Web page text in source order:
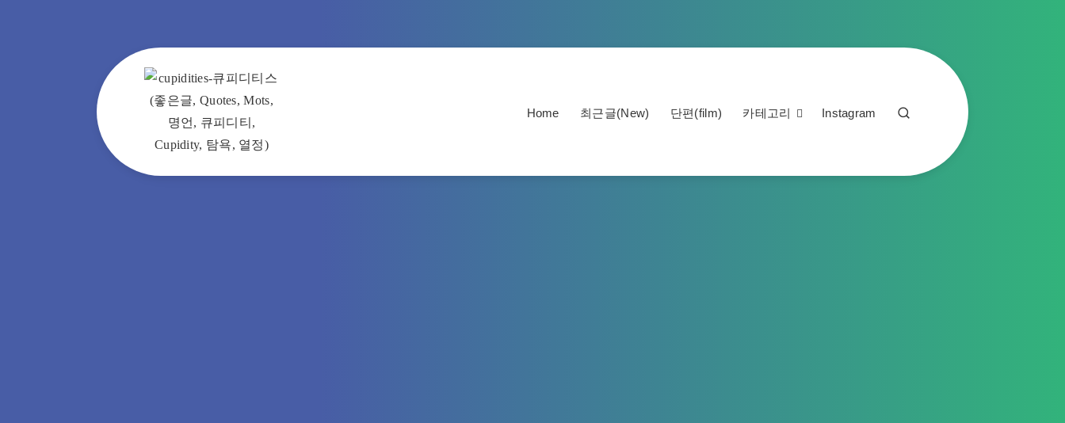
Home 최근글(New) 단편(film) 카테고리 Instagram